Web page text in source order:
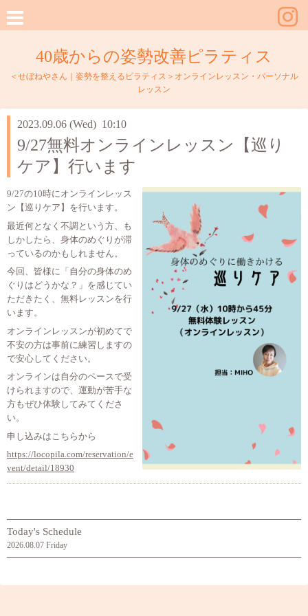
40歳からの姿勢改善ピラティス
＜せぼねやさん｜姿勢を整えるピラティス＞オンラインレッスン・パーソナル
レッスン
2023.09.06 (Wed) 10:10
9/27無料オンラインレッスン【巡り
ケア】行います
9/27の10時にオンラインレッス
ン【巡りケア】を行います。
最近何となく不調という方、も
しかしたら、身体のめぐりが滞
っているのかもしれません。
今回、皆様に「自分の身体のめ
ぐりはどうかな？」を感じてい
ただきたく、無料レッスンを行
います。
オンラインレッスンが初めてで
不安の方は事前に練習しますの
で安心してください。
オンラインは自分のペースで受
けられますので、運動が苦手な
方もぜひ体験してみてくださ
い。
申し込みはこちらから
https://locopila.com/reservation/e
vent/detail/18930
Today's Schedule
2026.08.07 Friday